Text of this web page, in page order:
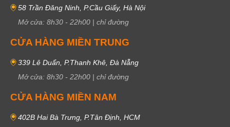
58 Trần Đăng Ninh, P.Cầu Giấy, Hà Nội
Mở cửa: 8h30 - 22h00 | chỉ đường
CỬA HÀNG MIỀN TRUNG
339 Lê Duẩn, P.Thanh Khê, Đà Nẵng
Mở cửa: 8h30 - 22h00 | chỉ đường
CỬA HÀNG MIỀN NAM
402B Hai Bà Trưng, P.Tân Định, HCM